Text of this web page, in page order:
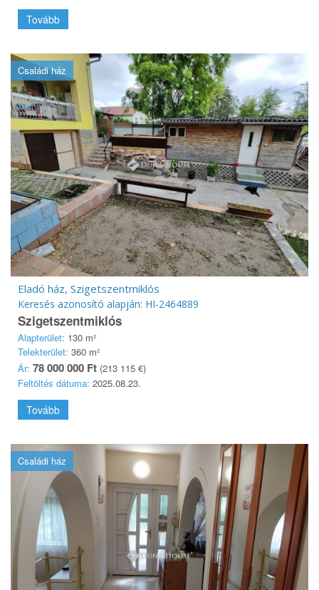
Tovább
Családi ház
Eladó ház, Szigetszentmiklós
Keresés azonosító alapján: HI-2464889
Szigetszentmiklós
Alapterület: 130 m²
Telekterület: 360 m²
Ár: 78 000 000 Ft (213 115 €)
Feltöltés dátuma: 2025.08.23.
Tovább
Családi ház